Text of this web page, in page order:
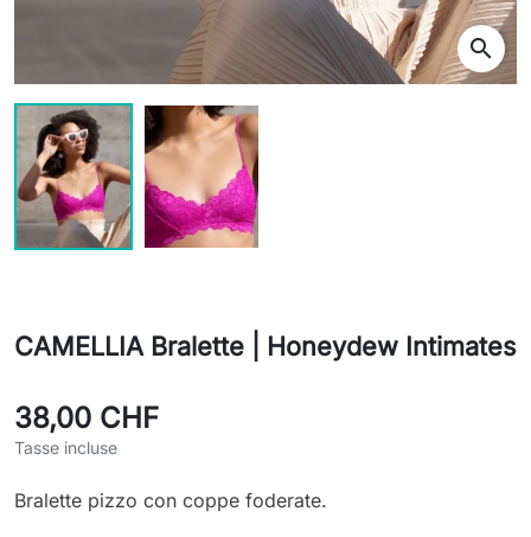
search
CAMELLIA Bralette | Honeydew Intimates
38,00 CHF
Tasse incluse
Bralette pizzo con coppe foderate.